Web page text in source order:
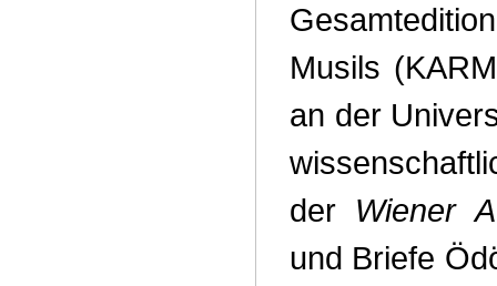
Musils
an der
der Wiener
und Briefe